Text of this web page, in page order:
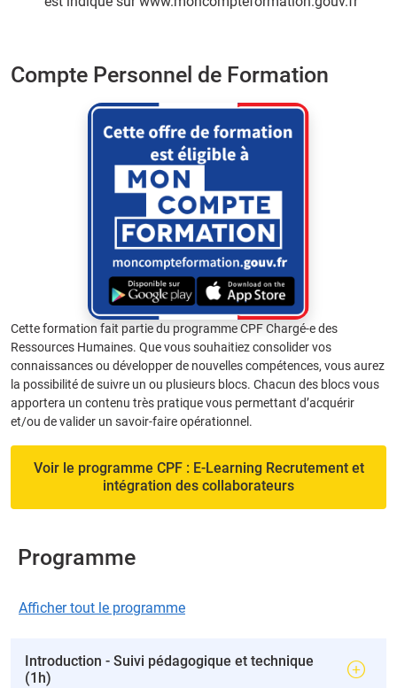
Compte Personnel de Formation
Cette formation fait partie du programme CPF Chargé-e des
Ressources Humaines. Que vous souhaitiez consolider vos
connaissances ou développer de nouvelles compétences, vous aurez
la possibilité de suivre un ou plusieurs blocs. Chacun des blocs vous
apportera un contenu très pratique vous permettant d’acquérir
et/ou de valider un savoir-faire opérationnel.
Voir le programme CPF : E-Learning Recrutement et
intégration des collaborateurs
Programme
Afficher tout le programme
Introduction - Suivi pédagogique et technique
(1h)